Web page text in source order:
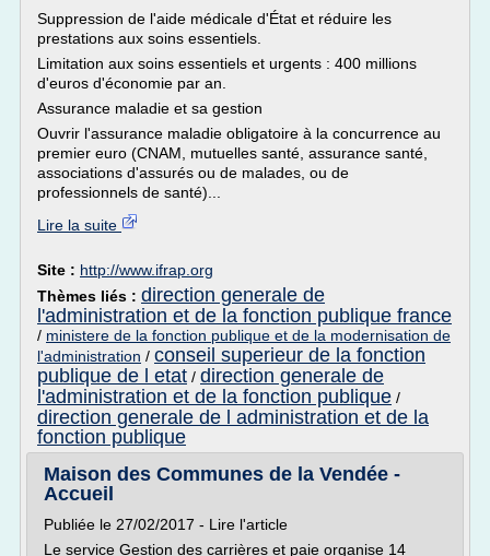
Suppression de l'aide médicale d'État et réduire les
prestations aux soins essentiels.
Limitation aux soins essentiels et urgents : 400 millions
d'euros d'économie par an.
Assurance maladie et sa gestion
Ouvrir l'assurance maladie obligatoire à la concurrence au
premier euro (CNAM, mutuelles santé, assurance santé,
associations d'assurés ou de malades, ou de
professionnels de santé)...
Lire la suite
Site : http://www.ifrap.org
Thèmes liés : direction generale de
l'administration et de la fonction publique france
/ ministere de la fonction publique et de la modernisation de
l'administration / conseil superieur de la fonction
publique de l etat / direction generale de
l'administration et de la fonction publique /
direction generale de l administration et de la
fonction publique
Maison des Communes de la Vendée -
Accueil
Publiée le 27/02/2017 - Lire l'article
Le service Gestion des carrières et paie organise 14